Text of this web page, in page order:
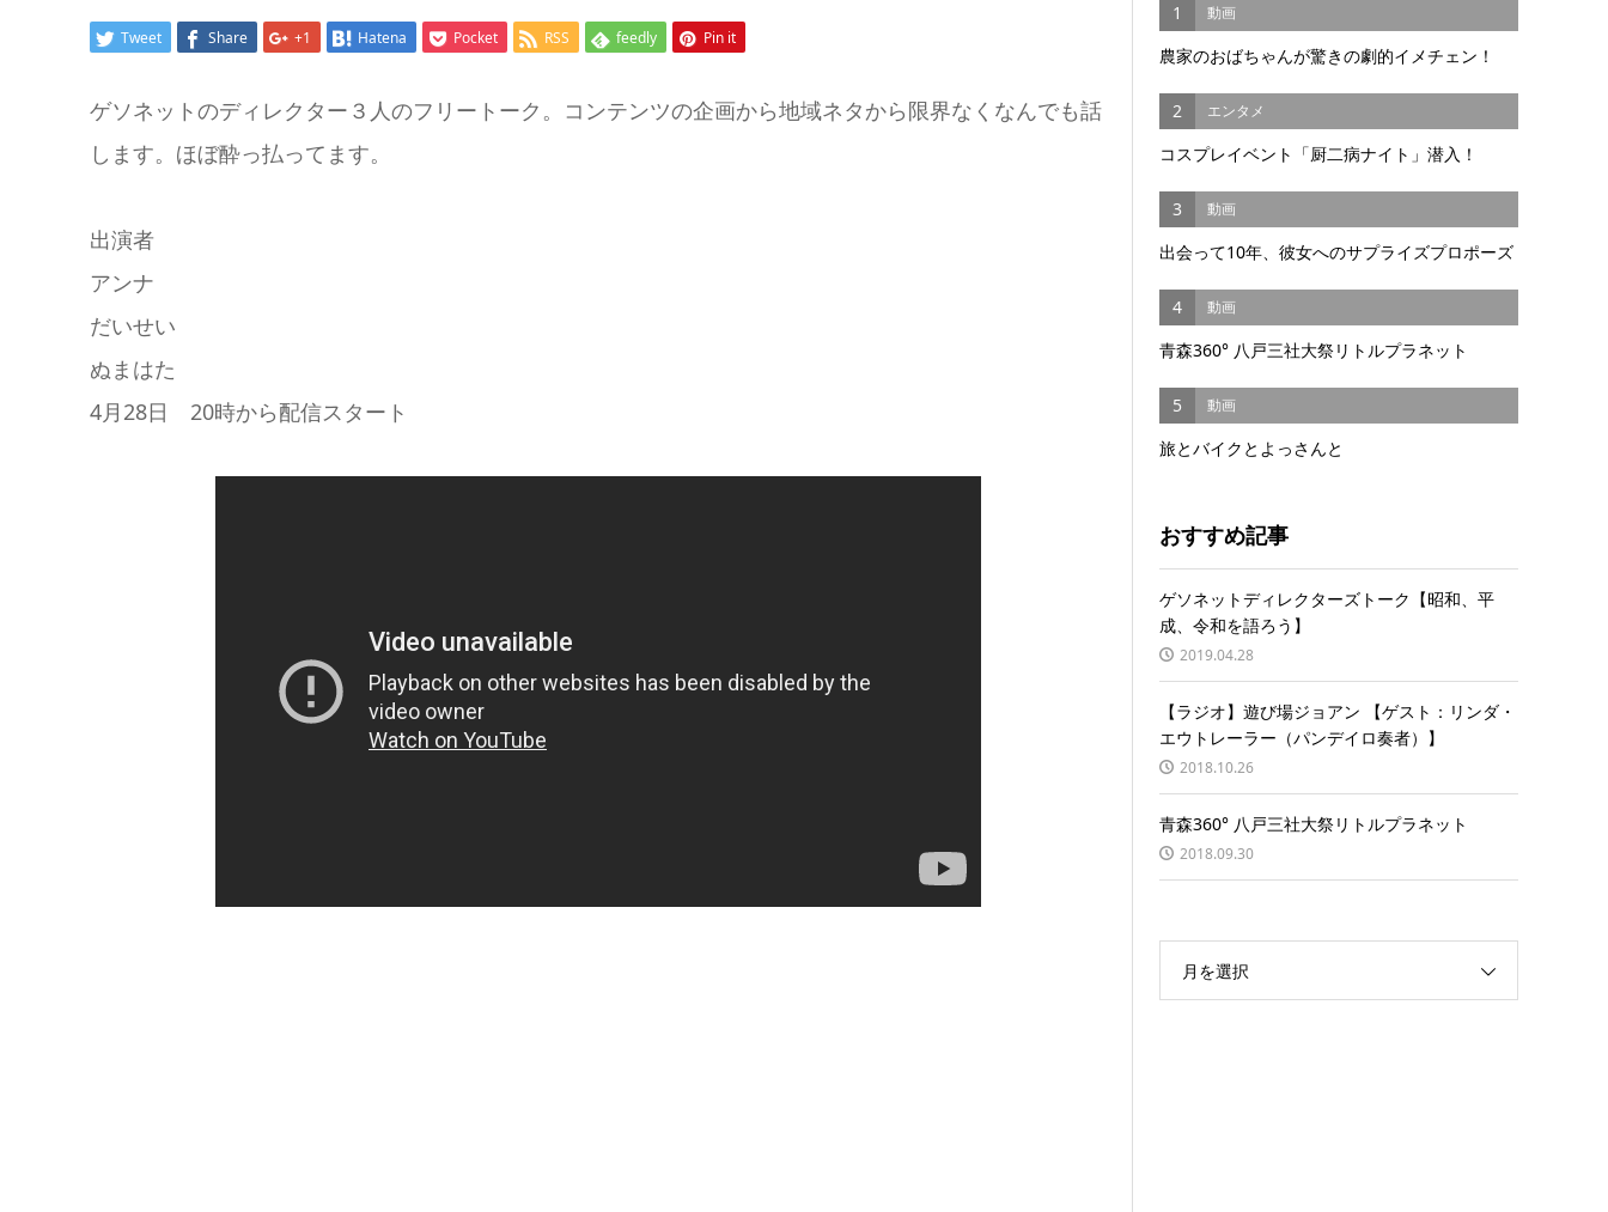
Tweet Share +1 Hatena Pocket RSS feedly Pin it
ゲソネットのディレクター３人のフリートーク。コンテンツの企画から地域ネタから限界なくなんでも話
します。ほぼ酔っ払ってます。
出演者
アンナ
だいせい
ぬまはた
4月28日 20時から配信スタート
1 動画
農家のおばちゃんが驚きの劇的イメチェン！
2 エンタメ
コスプレイベント「厨二病ナイト」潜入！
3 動画
出会って10年、彼女へのサプライズプロポーズ
4 動画
青森360° 八戸三社大祭リトルプラネット
5 動画
旅とバイクとよっさんと
おすすめ記事
ゲソネットディレクターズトーク【昭和、平
成、令和を語ろう】
2019.04.28
【ラジオ】遊び場ジョアン 【ゲスト：リンダ・
エウトレーラー（パンデイロ奏者）】
2018.10.26
青森360° 八戸三社大祭リトルプラネット
2018.09.30
月を選択